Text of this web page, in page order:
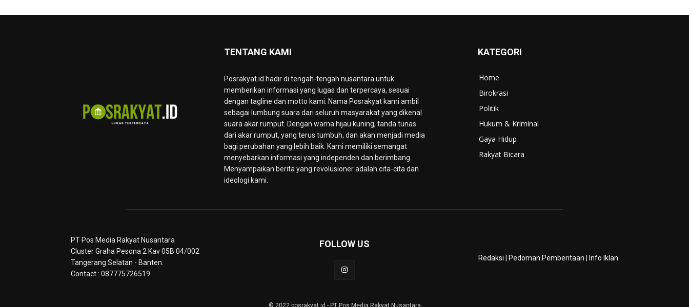
TENTANG KAMI
Posrakyat.id hadir di tengah-tengah nusantara untuk
memberikan informasi yang lugas dan terpercaya, sesuai
dengan tagline dan motto kami. Nama Posrakyat kami ambil
sebagai lumbung suara dari seluruh masyarakat yang dikenal
suara akar rumput. Dengan warna hijau kuning, tanda tunas
dari akar rumput, yang terus tumbuh, dan akan menjadi media
bagi perubahan yang lebih baik. Kami memiliki semangat
menyebarkan informasi yang independen dan berimbang.
Menyampaikan berita yang revolusioner adalah cita-cita dan
ideologi kami.
KATEGORI
Home
Birokrasi
Politik
Hukum & Kriminal
Gaya Hidup
Rakyat Bicara
PT Pos Media Rakyat Nusantara
Cluster Graha Pesona 2 Kav 05B 04/002
Tangerang Selatan - Banten.
Contact : 087775726519
FOLLOW US
Redaksi Pedoman Pemberitaan Info Iklan
© 2022 posrakyat.id - PT Pos Media Rakyat Nusantara